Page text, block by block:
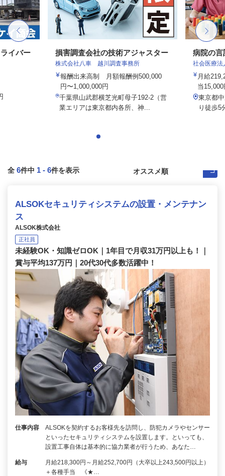
イバー 損害調査会社の技術アジャスター
株式会社八車 越川調査事務所
報酬出来高制 月額報酬例500,000
円〜1,000,000円
千葉県山武郡横芝光町母子192-2（営
業エリアは東京都内各所、神...
病院の言
社会医療
月給
当
東京都
り徒歩5
全 6件中 1 - 6件を表示
ALSOKセキュリティシステムの設置・メンテナン
ス
ALSOK株式会社
正社員
未経験OK・知識ゼロOK｜1年目で月収31万円以上も！｜
賞与平均137万円｜20代30代多数活躍中！
仕事内容
ALSOKを契約するお客様先を訪問し、防犯カメラやセンサー
といったセキュリティシステムを設置します。といっても、
設置工事自体は基本的に協力業者が行うため、あなた…
給与
月給218,300円～月給252,700円（大卒以上243,500円以上）
＋各種手当 《★…